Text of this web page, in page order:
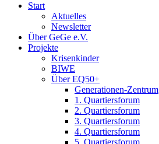
Start
Aktuelles
Newsletter
Über GeGe e.V.
Projekte
Krisenkinder
BIWE
Über EQ50+
Generationen-Zentrum
1. Quartiersforum
2. Quartiersforum
3. Quartiersforum
4. Quartiersforum
5. Quartiersforum